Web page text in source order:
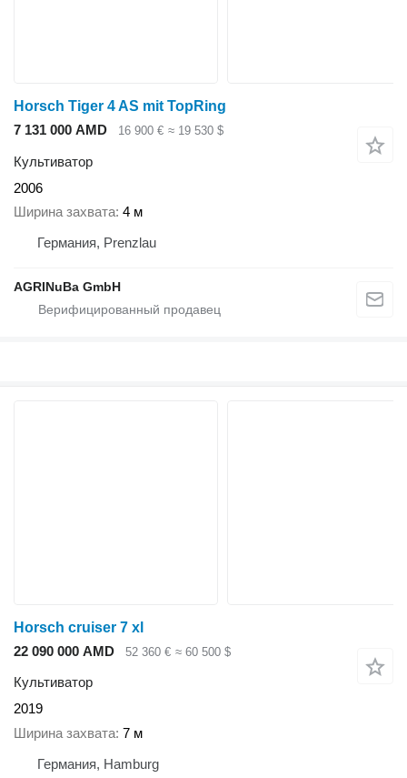
Horsch Tiger 4 AS mit TopRing
7 131 000 AMD
16 900 € ≈ 19 530 $
Культиватор
2006
Ширина захвата 4 м
Германия, Prenzlau
AGRINuBa GmbH
Horsch cruiser 7 xl
22 090 000 AMD
52 360 € ≈ 60 500 $
Культиватор
2019
Ширина захвата 7 м
Германия, Hamburg